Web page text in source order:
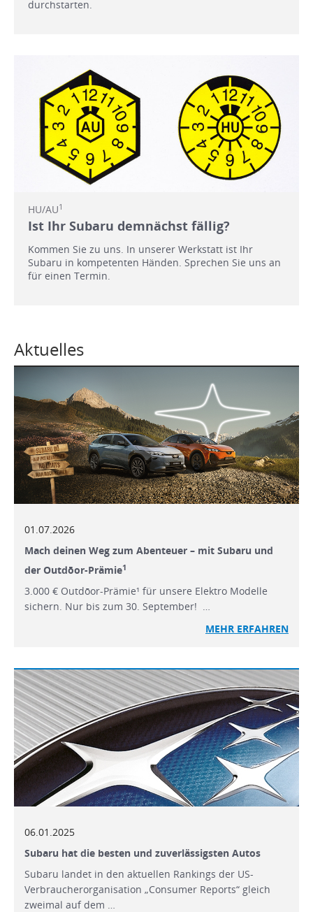
durchstarten.
HU/AU1
Ist Ihr Subaru demnächst fällig?
Kommen Sie zu uns. In unserer Werkstatt ist Ihr
Subaru in kompetenten Händen. Sprechen Sie uns an
für einen Termin.
Aktuelles
01.07.2026
Mach deinen Weg zum Abenteuer – mit Subaru und
der Outdōor-Prämie1
3.000 € Outdōor-Prämie¹ für unsere Elektro Modelle
sichern. Nur bis zum 30. September! …
MEHR ERFAHREN
06.01.2025
Subaru hat die besten und zuverlässigsten Autos
Subaru landet in den aktuellen Rankings der US-
Verbraucherorganisation „Consumer Reports“ gleich
zweimal auf dem …